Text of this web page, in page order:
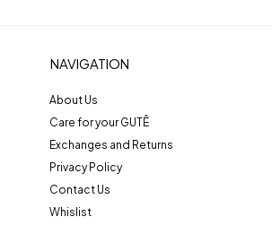
NAVIGATION
About Us
Care for your GUTÊ
Exchanges and Returns
Privacy Policy
Contact Us
Whislist